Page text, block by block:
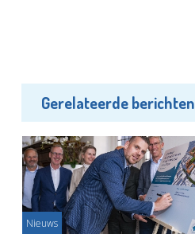
Gerelateerde berichten
Nieuws